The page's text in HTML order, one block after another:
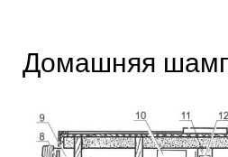
Домашняя